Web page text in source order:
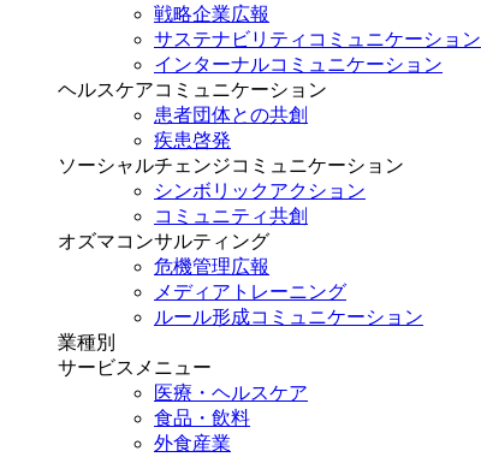
戦略企業広報
サステナビリティコミュニケーション
インターナルコミュニケーション
ヘルスケアコミュニケーション
患者団体との共創
疾患啓発
ソーシャルチェンジコミュニケーション
シンボリックアクション
コミュニティ共創
オズマコンサルティング
危機管理広報
メディアトレーニング
ルール形成コミュニケーション
業種別
サービスメニュー
医療・ヘルスケア
食品・飲料
外食産業